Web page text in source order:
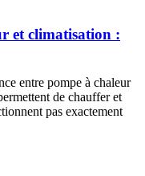
et climatisation :
entre pompe à chaleur
de chauffer et
pas exactement